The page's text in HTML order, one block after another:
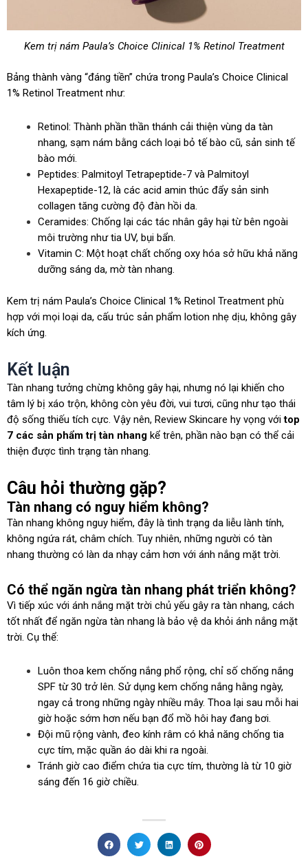
Kem trị nám Paula’s Choice Clinical 1% Retinol Treatment
Bảng thành vàng “đáng tiền” chứa trong Paula’s Choice Clinical
1% Retinol Treatment như:
Retinol: Thành phần thần thánh cải thiện vùng da tàn
nhang, sạm nám bằng cách loại bỏ tế bào cũ, sản sinh tế
bào mới.
Peptides: Palmitoyl Tetrapeptide-7 và Palmitoyl
Hexapeptide-12, là các acid amin thúc đẩy sản sinh
collagen tăng cường độ đàn hồi da.
Ceramides: Chống lại các tác nhân gây hại từ bên ngoài
môi trường như tia UV, bụi bẩn.
Vitamin C: Một hoạt chất chống oxy hóa sở hữu khả năng
dưỡng sáng da, mờ tàn nhang.
Kem trị nám Paula’s Choice Clinical 1% Retinol Treatment phù
hợp với mọi loại da, cấu trúc sản phẩm lotion nhẹ dịu, không gây
kích ứng.
Kết luận
Tàn nhang tưởng chừng không gây hại, nhưng nó lại khiến cho
tâm lý bị xáo trộn, không còn yêu đời, vui tươi, cũng như tạo thái
độ sống thiếu tích cực. Vậy nên, Review Skincare hy vọng vớitop
7 các sản phẩm trị tàn nhang kể trên, phần nào bạn có thể cải
thiện được tình trạng tàn nhang.
Câu hỏi thường gặp?
Tàn nhang có nguy hiểm không?
Tàn nhang không nguy hiểm, đây là tình trạng da liễu lành tính,
không ngứa rát, châm chích. Tuy nhiên, những người có tàn
nhang thường có làn da nhạy cảm hơn với ánh nắng mặt trời.
Có thể ngăn ngừa tàn nhang phát triển không?
Vì tiếp xúc với ánh nắng mặt trời chủ yếu gây ra tàn nhang, cách
tốt nhất để ngăn ngừa tàn nhang là bảo vệ da khỏi ánh nắng mặt
trời. Cụ thể:
Luôn thoa kem chống nắng phổ rộng, chỉ số chống nắng
SPF từ 30 trở lên. Sử dụng kem chống nắng hằng ngày,
ngay cả trong những ngày nhiều mây. Thoa lại sau mỗi hai
giờ hoặc sớm hơn nếu bạn đổ mồ hôi hay đang bơi.
Đội mũ rộng vành, đeo kính râm có khả năng chống tia
cực tím, mặc quần áo dài khi ra ngoài.
Tránh giờ cao điểm chứa tia cực tím, thường là từ 10 giờ
sáng đến 16 giờ chiều.